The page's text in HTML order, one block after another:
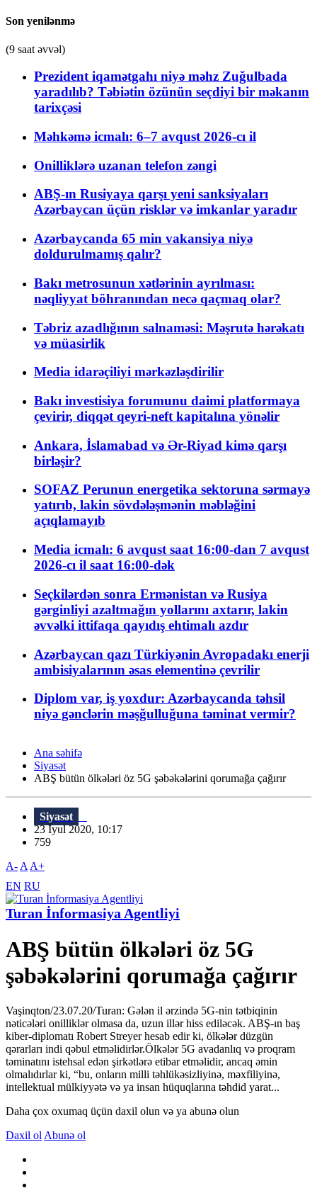
Son yenilənmə
(9 saat əvvəl)
Prezident iqamətgahı niyə məhz Zuğulbada
yaradılıb? Təbiətin özünün seçdiyi bir məkanın
tarixçəsi
Məhkəmə icmalı: 6–7 avqust 2026-cı il
Onilliklərə uzanan telefon zəngi
ABŞ-ın Rusiyaya qarşı yeni sanksiyaları
Azərbaycan üçün risklər və imkanlar yaradır
Azərbaycanda 65 min vakansiya niyə
doldurulmamış qalır?
Bakı metrosunun xətlərinin ayrılması:
nəqliyyat böhranından necə qaçmaq olar?
Təbriz azadlığının salnaməsi: Məşrutə hərəkatı
və müasirlik
Media idarəçiliyi mərkəzləşdirilir
Bakı investisiya forumunu daimi platformaya
çevirir, diqqət qeyri-neft kapitalına yönəlir
Ankara, İslamabad və Ər-Riyad kimə qarşı
birləşir?
SOFAZ Perunun energetika sektoruna sərmayə
yatırıb, lakin sövdələşmənin məbləğini
açıqlamayıb
Media icmalı: 6 avqust saat 16:00-dan 7 avqust
2026-cı il saat 16:00-dək
Seçkilərdən sonra Ermənistan və Rusiya
gərginliyi azaltmağın yollarını axtarır, lakin
əvvəlki ittifaqa qayıdış ehtimalı azdır
Azərbaycan qazı Türkiyənin Avropadakı enerji
ambisiyalarının əsas elementinə çevrilir
Diplom var, iş yoxdur: Azərbaycanda təhsil
niyə gənclərin məşğulluğuna təminat vermir?
Ana səhifə
Siyasət
ABŞ bütün ölkələri öz 5G şəbəkələrini qorumağa çağırır
Siyasət
23 İyul 2020, 10:17
759
A- A A+
EN RU
Turan İnformasiya Agentliyi
ABŞ bütün ölkələri öz 5G
şəbəkələrini qorumağa çağırır
Vaşinqton/23.07.20/Turan: Gələn il ərzində 5G-nin tətbiqinin
nəticələri onilliklər olmasa da, uzun illər hiss ediləcək. ABŞ-ın baş
kiber-diplomatı Robert Streyer hesab edir ki, ölkələr düzgün
qərarları indi qəbul etməlidirlər.Ölkələr 5G avadanlıq və proqram
təminatını istehsal edən şirkətlərə etibar etməlidir, ancaq əmin
olmalıdırlar ki, “bu, onların milli təhlükəsizliyinə, məxfiliyinə,
intellektual mülkiyyətə və ya insan hüquqlarına təhdid yarat...
Daha çox oxumaq üçün daxil olun və ya abunə olun
Daxil ol Abunə ol